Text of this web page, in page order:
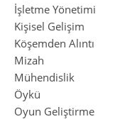
İşletme Yönetimi
Kişisel Gelişim
Köşemden Alıntı
Mizah
Mühendislik
Öykü
Oyun Geliştirme